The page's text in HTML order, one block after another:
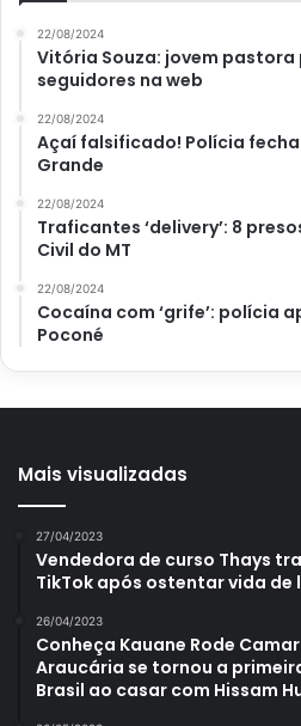
saladas.
Quais são os
batata doce?
A batata doce faz o maior
academia, isso porque, ela traz
Ricardo, publicada em 25 de
Atleta, no site
contribui só com quem busca
22/08/2024
Vitória Souza: jovem pastora
seguidores na web
22/08/2024
Açaí falsificado! Polícia
Grande
22/08/2024
Traficantes ‘delivery’: 8
Civil do MT
22/08/2024
Cocaína com ‘grife’: polícia
Poconé
Mais visualizadas
27/04/2023
Vendedora de curso Thays
TikTok após ostentar vida de
26/04/2023
Conheça Kauane Rode
Araucária se tornou a
Brasil ao casar com Hissam